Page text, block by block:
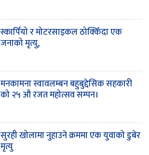
स्कार्पियो र मोटरसाइकल ठोक्किँदा एक
जनाको मृत्यु,
मनकामना स्वावलम्बन बहुबुद्देसिक सहकारी
को २५ औ रजत महोत्सव सम्पन।
सुरही खोलामा नुहाउने क्रममा एक युवाको डुबेर
मृत्यु